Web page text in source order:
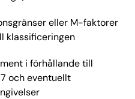
eller M-faktorer
klassificeringen
i förhållande till
och eventuellt